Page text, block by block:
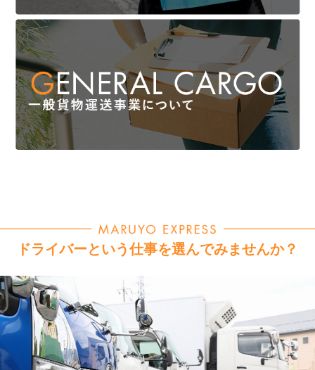
ドライバーという仕事を選んでみませんか？